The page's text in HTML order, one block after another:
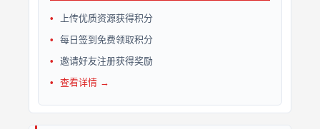
上传优质资源获得积分
每日签到免费领取积分
邀请好友注册获得奖励
查看详情 →